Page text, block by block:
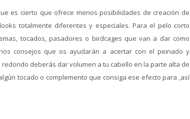
es cierto que ofrece menos posibilidades de creación de
totalmente diferentes y especiales. Para el pelo corto
tocados, pasadores o birdcages que van a dar como
consejos que os ayudarán a acertar con el peinado y
deberás dar volumen a tu cabello en la parte alta de
tocado o complemento que consiga ese efecto para ,así